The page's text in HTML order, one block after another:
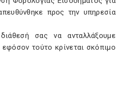
προς την υπηρεσία
σας να ανταλλάξουμε
τούτο κρίνεται σκόπιμο